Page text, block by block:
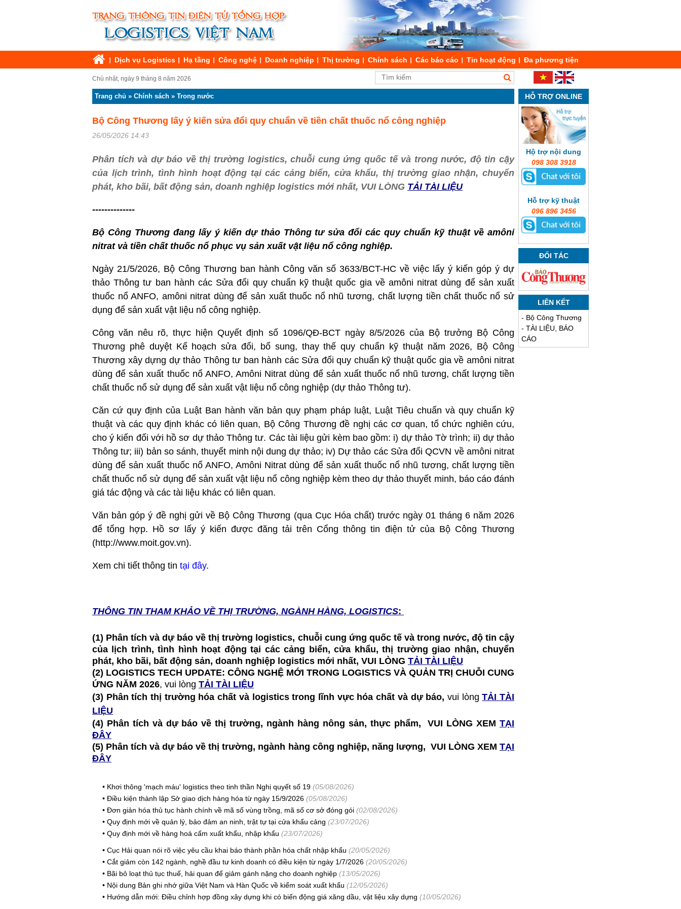
Dịch vụ Logistics Hạ tầng Công nghệ Doanh nghiệp Thị trường Chính sách Các báo cáo Tin hoạt động Đa phương tiện
Chủ nhật, ngày 9 tháng 8 năm 2026
Trang chủ » Chính sách » Trong nước
Bộ Công Thương lấy ý kiến sửa đổi quy chuẩn về tiền chất thuốc nổ công nghiệp
26/05/2026 14:43
Phân tích và dự báo về thị trường logistics, chuỗi cung ứng quốc tế và trong nước, độ tin cậy
của lịch trình, tình hình hoạt động tại các cảng biển, cửa khẩu, thị trường giao nhận, chuyển
phát, kho bãi, bất động sản, doanh nghiệp logistics mới nhất, VUI LÒNG TẢI TÀI LIỆU
--------------
Bộ Công Thương đang lấy ý kiến dự thảo Thông tư sửa đổi các quy chuẩn kỹ thuật về amôni
nitrat và tiền chất thuốc nổ phục vụ sản xuất vật liệu nổ công nghiệp.
Ngày 21/5/2026, Bộ Công Thương ban hành Công văn số 3633/BCT-HC về việc lấy ý kiến góp ý dự
thảo Thông tư ban hành các Sửa đổi quy chuẩn kỹ thuật quốc gia về amôni nitrat dùng để sản xuất
thuốc nổ ANFO, amôni nitrat dùng để sản xuất thuốc nổ nhũ tương, chất lượng tiền chất thuốc nổ sử
dụng để sản xuất vật liệu nổ công nghiệp.
Công văn nêu rõ, thực hiện Quyết định số 1096/QĐ-BCT ngày 8/5/2026 của Bộ trưởng Bộ Công
Thương phê duyệt Kế hoạch sửa đổi, bổ sung, thay thế quy chuẩn kỹ thuật năm 2026, Bộ Công
Thương xây dựng dự thảo Thông tư ban hành các Sửa đổi quy chuẩn kỹ thuật quốc gia về amôni nitrat
dùng để sản xuất thuốc nổ ANFO, Amôni Nitrat dùng để sản xuất thuốc nổ nhũ tương, chất lượng tiền
chất thuốc nổ sử dụng để sản xuất vật liệu nổ công nghiệp (dự thảo Thông tư).
Căn cứ quy định của Luật Ban hành văn bản quy phạm pháp luật, Luật Tiêu chuẩn và quy chuẩn kỹ
thuật và các quy định khác có liên quan, Bộ Công Thương đề nghị các cơ quan, tổ chức nghiên cứu,
cho ý kiến đối với hồ sơ dự thảo Thông tư. Các tài liệu gửi kèm bao gồm: i) dự thảo Tờ trình; ii) dự thảo
Thông tư; iii) bản so sánh, thuyết minh nội dung dự thảo; iv) Dự thảo các Sửa đổi QCVN về amôni nitrat
dùng để sản xuất thuốc nổ ANFO, Amôni Nitrat dùng để sản xuất thuốc nổ nhũ tương, chất lượng tiền
chất thuốc nổ sử dụng để sản xuất vật liệu nổ công nghiệp kèm theo dự thảo thuyết minh, báo cáo đánh
giá tác động và các tài liệu khác có liên quan.
Văn bản góp ý đề nghị gửi về Bộ Công Thương (qua Cục Hóa chất) trước ngày 01 tháng 6 năm 2026
để tổng hợp. Hồ sơ lấy ý kiến được đăng tải trên Cổng thông tin điện tử của Bộ Công Thương
(http://www.moit.gov.vn).
Xem chi tiết thông tin tại đây.
THÔNG TIN THAM KHẢO VỀ THỊ TRƯỜNG, NGÀNH HÀNG, LOGISTICS:
(1) Phân tích và dự báo về thị trường logistics, chuỗi cung ứng quốc tế và trong nước, độ tin cậy
của lịch trình, tình hình hoạt động tại các cảng biển, cửa khẩu, thị trường giao nhận, chuyển
phát, kho bãi, bất động sản, doanh nghiệp logistics mới nhất, VUI LÒNG TẢI TÀI LIỆU
(2) LOGISTICS TECH UPDATE: CÔNG NGHỆ MỚI TRONG LOGISTICS VÀ QUẢN TRỊ CHUỖI CUNG
ỨNG NĂM 2026, vui lòng TẢI TÀI LIỆU
(3) Phân tích thị trường hóa chất và logistics trong lĩnh vực hóa chất và dự báo, vui lòngTẢI TÀI
LIỆU
(4) Phân tích và dự báo về thị trường, ngành hàng nông sản, thực phẩm, VUI LÒNG XEM TẠI
ĐÂY
(5) Phân tích và dự báo về thị trường, ngành hàng công nghiệp, năng lượng, VUI LÒNG XEM TẠI
ĐÂY
• Khơi thông 'mạch máu' logistics theo tinh thần Nghị quyết số 19 (05/08/2026)
• Điều kiện thành lập Sở giao dịch hàng hóa từ ngày 15/9/2026 (05/08/2026)
• Đơn giản hóa thủ tục hành chính về mã số vùng trồng, mã số cơ sở đóng gói (02/08/2026)
• Quy định mới về quản lý, bảo đảm an ninh, trật tự tại cửa khẩu cảng (23/07/2026)
• Quy định mới về hàng hoá cấm xuất khẩu, nhập khẩu (23/07/2026)
• Cục Hải quan nói rõ việc yêu cầu khai báo thành phần hóa chất nhập khẩu (20/05/2026)
• Cắt giảm còn 142 ngành, nghề đầu tư kinh doanh có điều kiện từ ngày 1/7/2026 (20/05/2026)
• Bãi bỏ loạt thủ tục thuế, hải quan để giảm gánh nặng cho doanh nghiệp (13/05/2026)
• Nội dung Bản ghi nhớ giữa Việt Nam và Hàn Quốc về kiểm soát xuất khẩu (12/05/2026)
• Hướng dẫn mới: Điều chỉnh hợp đồng xây dựng khi có biến động giá xăng dầu, vật liệu xây dựng (10/05/2026)
HỖ TRỢ ONLINE
Hộ trợ nội dung
098 308 3918
Hỗ trợ kỹ thuật
096 896 3456
ĐỐI TÁC
LIÊN KẾT
- Bộ Công Thương
- TÀI LIỆU, BÁO
CÁO